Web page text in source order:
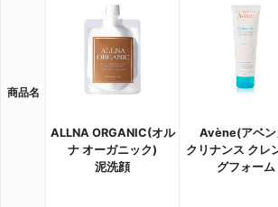
商品名
ALLNA ORGANIC(オル
ナ オーガニック)
泥洗顔
Avène(アベン
クリナンス クレ
グフォーム